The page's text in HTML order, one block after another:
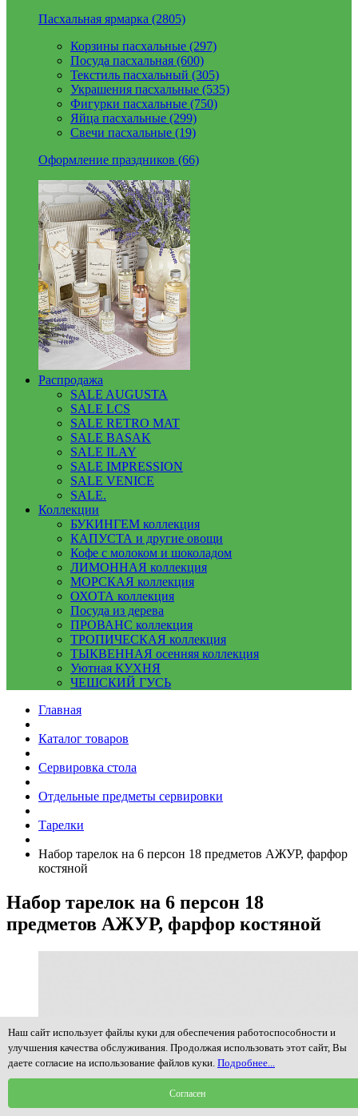
Пасхальная ярмарка (2805)
Корзины пасхальные (297)
Посуда пасхальная (600)
Текстиль пасхальный (305)
Украшения пасхальные (535)
Фигурки пасхальные (750)
Яйца пасхальные (299)
Свечи пасхальные (19)
Оформление праздников (66)
Распродажа
SALE AUGUSTA
SALE LCS
SALE RETRO MAT
SALE BASAK
SALE ILAY
SALE IMPRESSION
SALE VENICE
SALE.
Коллекции
БУКИНГЕМ коллекция
КАПУСТА и другие овощи
Кофе с молоком и шоколадом
ЛИМОННАЯ коллекция
МОРСКАЯ коллекция
ОХОТА коллекция
Посуда из дерева
ПРОВАНС коллекция
ТРОПИЧЕСКАЯ коллекция
ТЫКВЕННАЯ осенняя коллекция
Уютная КУХНЯ
ЧЕШСКИЙ ГУСЬ
Главная
Каталог товаров
Сервировка стола
Отдельные предметы сервировки
Тарелки
Набор тарелок на 6 персон 18 предметов АЖУР, фарфор
костяной
Набор тарелок на 6 персон 18
предметов АЖУР, фарфор костяной
Наш сайт использует файлы куки для обеспечения работоспособности и
улучшения качества обслуживания. Продолжая использовать этот сайт, Вы
даете согласие на использование файлов куки. Подробнее...
Согласен